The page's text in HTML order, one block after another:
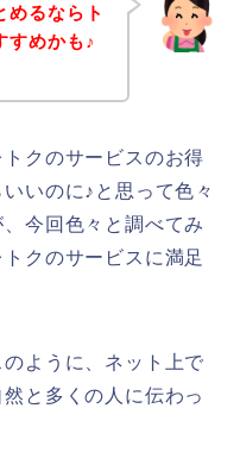
めるならト
すめかも♪
クのサービスのお得
いのに♪と思って色々
今回色々と調べてみ
クのサービスに満足
ように、ネット上で
と多くの人に伝わっ